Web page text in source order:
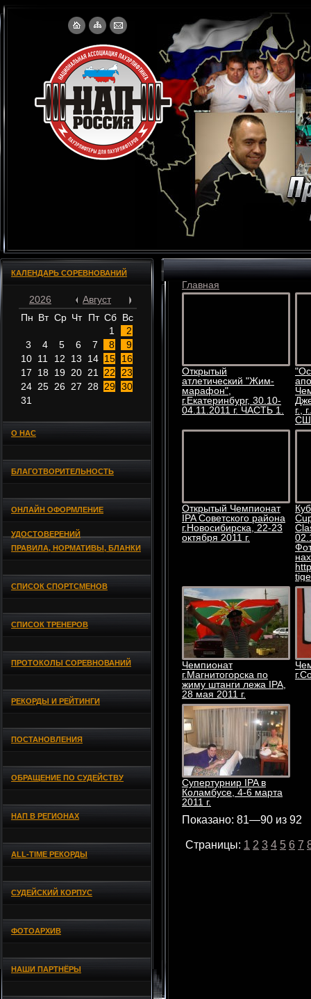
КАЛЕНДАРЬ СОРЕВНОВАНИЙ
2026
Август
Пн Вт Ср Чт Пт Сб Вс
1
2
3
4 5 6 7 8
9
10 11 12 13 14 15
16
17
18 19 20 21 22
23
24 25 26 27 28 29 30
31
О НАС
БЛАГОТВОРИТЕЛЬНОСТЬ
ОНЛАЙН ОФОРМЛЕНИЕ
УДОСТОВЕРЕНИЙ
ПРАВИЛА, НОРМАТИВЫ, БЛАНКИ
СПИСОК СПОРТСМЕНОВ
СПИСОК ТРЕНЕРОВ
ПРОТОКОЛЫ СОРЕВНОВАНИЙ
РЕКОРДЫ И РЕЙТИНГИ
ПОСТАНОВЛЕНИЯ
ОБРАЩЕНИЕ ПО СУДЕЙСТВУ
НАП В РЕГИОНАХ
ALL-TIME РЕКОРДЫ
СУДЕЙСКИЙ КОРПУС
ФОТОАРХИВ
НАШИ ПАРТНЁРЫ
Главная
Открытый
атлетический "Жим-
марафон",
г.Екатеринбург, 30.10-
04.11.2011 г. ЧАСТЬ 1.
г.,
Открытый Чемпионат
IPA Советского района
г.Новосибирска, 22-23
октября 2011 г.
Чемпионат
г.Магнитогорска по
жиму штанги лежа IPA,
28 мая 2011 г.
Супертурнир IPA в
Коламбусе, 4-6 марта
2011 г.
Показано: 81—90 из 92
Страницы: 1 2 3 4 5 6 7